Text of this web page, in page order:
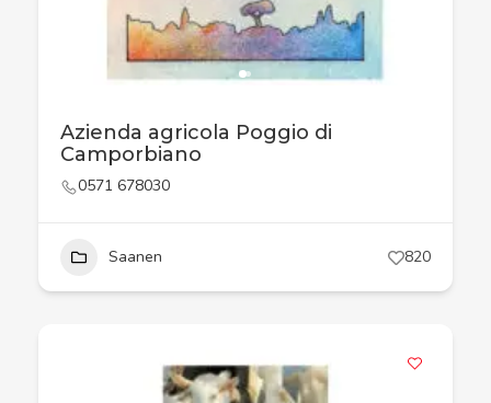
Azienda agricola Poggio di
Camporbiano
0571 678030
Saanen 820